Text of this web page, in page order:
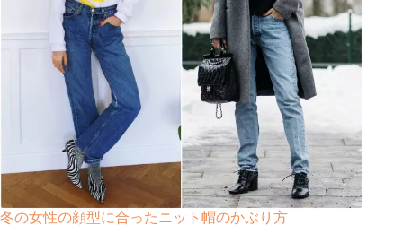
冬の女性の顔型に合ったニット帽のかぶり方